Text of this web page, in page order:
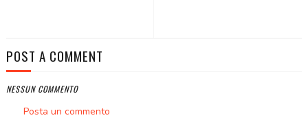
POST A COMMENT
NESSUN COMMENTO
Posta un commento